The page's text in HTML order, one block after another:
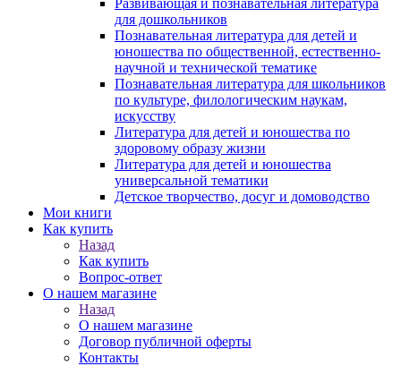
Развивающая и познавательная литература
для дошкольников
Познавательная литература для детей и
юношества по общественной, естественно-
научной и технической тематике
Познавательная литература для школьников
по культуре, филологическим наукам,
искусству
Литература для детей и юношества по
здоровому образу жизни
Литература для детей и юношества
универсальной тематики
Детское творчество, досуг и домоводство
Мои книги
Как купить
Назад
Как купить
Вопрос-ответ
О нашем магазине
Назад
О нашем магазине
Договор публичной оферты
Контакты